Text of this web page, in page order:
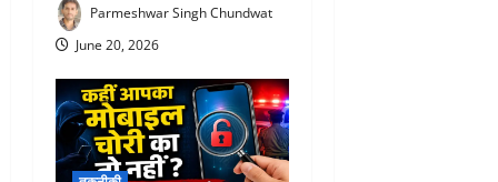
Parmeshwar Singh Chundwat
June 20, 2026